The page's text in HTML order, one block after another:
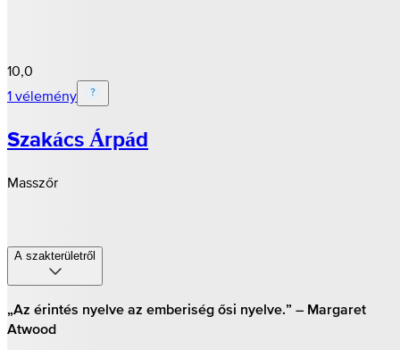
10,0
1 vélemény
Szakács Árpád
Masszőr
A szakterületről
„Az érintés nyelve az emberiség ősi nyelve.” – Margaret
Atwood